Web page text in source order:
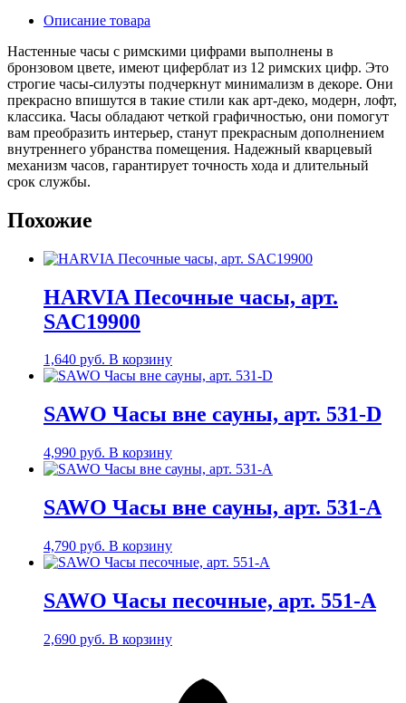
Описание товара
Настенные часы с римскими цифрами выполнены в
бронзовом цвете, имеют циферблат из 12 римских цифр. Это
строгие часы-силуэты подчеркнут минимализм в декоре. Они
прекрасно впишутся в такие стили как арт-деко, модерн, лофт,
классика. Часы обладают четкой графичностью, они помогут
вам преобразить интерьер, станут прекрасным дополнением
внутреннего убранства помещения. Надежный кварцевый
механизм часов, гарантирует точность хода и длительный
срок службы.
Похожие
HARVIA Песочные часы, арт.
SAC19900
1,640 руб. В корзину
SAWO Часы вне сауны, арт. 531-D
4,990 руб. В корзину
SAWO Часы вне сауны, арт. 531-A
4,790 руб. В корзину
SAWO Часы песочные, арт. 551-A
2,690 руб. В корзину